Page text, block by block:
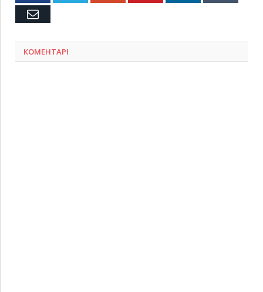
Емейл
КОМЕНТАРІ